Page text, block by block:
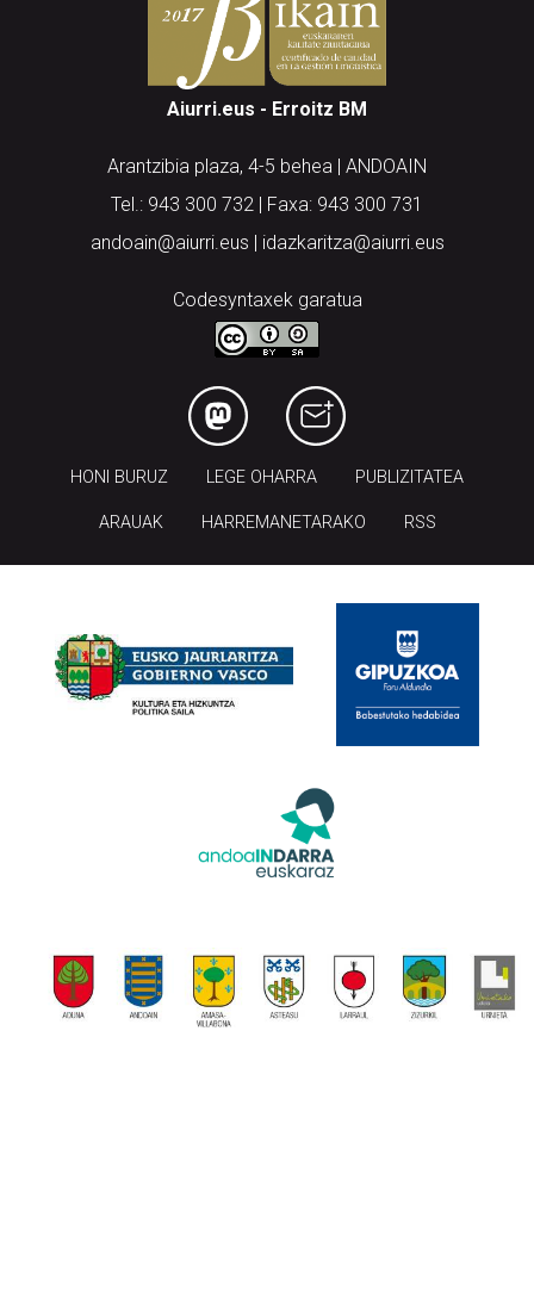
Aiurri.eus - Erroitz BM
Arantzibia plaza, 4-5 behea | ANDOAIN
Tel.: 943 300 732 | Faxa: 943 300 731
andoain@aiurri.eus | idazkaritza@aiurri.eus
Codesyntaxek garatua
HONI BURUZ LEGE OHARRA PUBLIZITATEA
ARAUAK HARREMANETARAKO RSS